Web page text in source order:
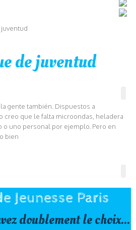
de juventud
gente también. Dispuestos a
creo que le falta microondas, heladera
o uno personal por ejemplo. Pero en
bien
Jeunesse Paris
doublement le choix...